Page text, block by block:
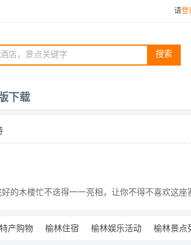
请登
搜索
下载
的木楼忙不迭得一一亮相，让你不得不喜欢这
产购物 榆林住宿 榆林娱乐活动 榆林景点